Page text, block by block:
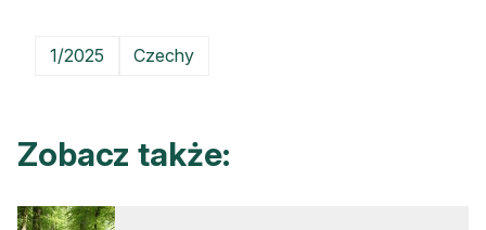
1/2025 Czechy
Zobacz także: